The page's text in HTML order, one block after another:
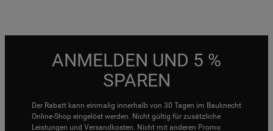
ANMELDEN UND 5 %
SPAREN
Der Rabatt kann einmalig innerhalb von 30 Tagen im Bauknecht
Online-Shop eingelöst werden. Nicht gültig für zusätzliche
Leistungen und Versandkosten. Nicht mit anderen Promo